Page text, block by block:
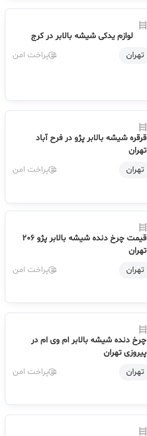
لوازم یدکی شیشه بالابر در کرج
تهران
پراخت امن
قرقره شیشه بالابر پژو در فرح آباد
تهران
تهران
پراخت امن
قیمت چرخ دنده شیشه بالابر پژو 206
تهران
تهران
پراخت امن
چرخ دنده شیشه بالابر ام وی ام در
پیروزی تهران
تهران
پراخت امن